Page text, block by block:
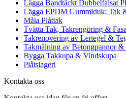
Lägga Bandtäckt Dubbelfalsat
Lägga EPDM Gummiduk: Tak
Måla Plåttak
Tvätta Tak, Takrengöring &
Takrenovering av Lertegel &
Takmålning av Betongpannor &
Bygga Takkupa & Vindskupa
Plåtslageri
Kontakta oss